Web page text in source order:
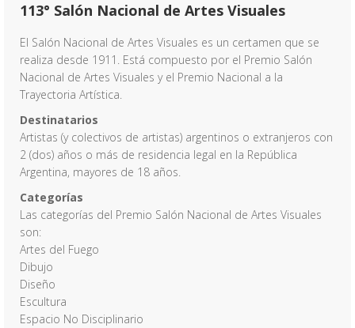
113° Salón Nacional de Artes Visuales
El Salón Nacional de Artes Visuales es un certamen que se
realiza desde 1911. Está compuesto por el Premio Salón
Nacional de Artes Visuales y el Premio Nacional a la
Trayectoria Artística.
Destinatarios
Artistas (y colectivos de artistas) argentinos o extranjeros con
2 (dos) años o más de residencia legal en la República
Argentina, mayores de 18 años.
Categorías
Las categorías del Premio Salón Nacional de Artes Visuales
son:
Artes del Fuego
Dibujo
Diseño
Escultura
Espacio No Disciplinario